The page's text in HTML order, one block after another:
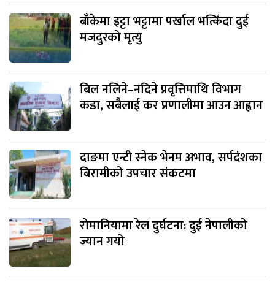
बाँकेमा इट्टा भट्टामा पर्खाल भत्किँदा दुई
मजदुरको मृत्यु
बिल नलिने–नदिने प्रवृत्तिमाथि विभाग
कडा, सबैलाई कर प्रणालीमा आउन आह्वान
दाङमा एन्टी स्नेक भेनम अभाव, सर्पदंशका
बिरामीको उपचार संकटमा
रोमानियामा रेल दुर्घटना: दुई नेपालीको
ज्यान गयो